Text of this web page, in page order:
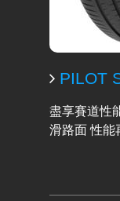
PILOT
盡享賽道性
滑路面 性能